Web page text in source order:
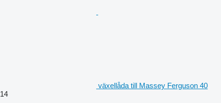
växellåda till Massey Ferguson 40
14